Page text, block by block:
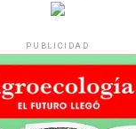
PUBLICIDAD